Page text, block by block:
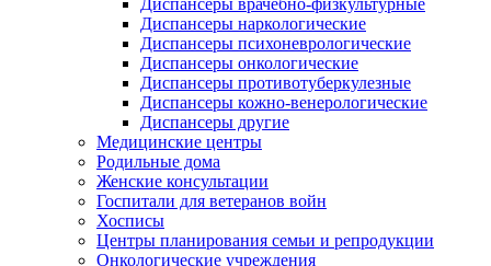
Диспансеры врачебно-физкультурные
Диспансеры наркологические
Диспансеры психоневрологические
Диспансеры онкологические
Диспансеры противотуберкулезные
Диспансеры кожно-венерологические
Диспансеры другие
Медицинские центры
Родильные дома
Женские консультации
Госпитали для ветеранов войн
Хосписы
Центры планирования семьи и репродукции
Онкологические учреждения